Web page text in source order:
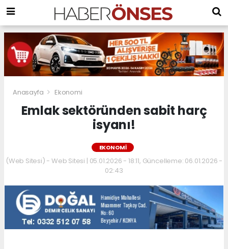
Anasayfa Ekonomi
Emlak sektöründen sabit harç
isyanı!
EKONOMI
(Web Sitesi) - Web Sitesi | 05.01.2026 - 18:11, Güncelleme: 06.01.2026 -
02:43